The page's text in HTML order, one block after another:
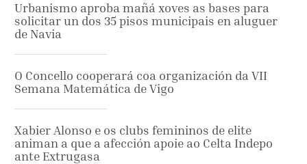
Urbanismo aproba mañá xoves as bases para
solicitar un dos 35 pisos municipais en aluguer
de Navia
O Concello cooperará coa organización da VII
Semana Matemática de Vigo
Xabier Alonso e os clubs femininos de elite
animan a que a afección apoie ao Celta Indepo
ante Extrugasa